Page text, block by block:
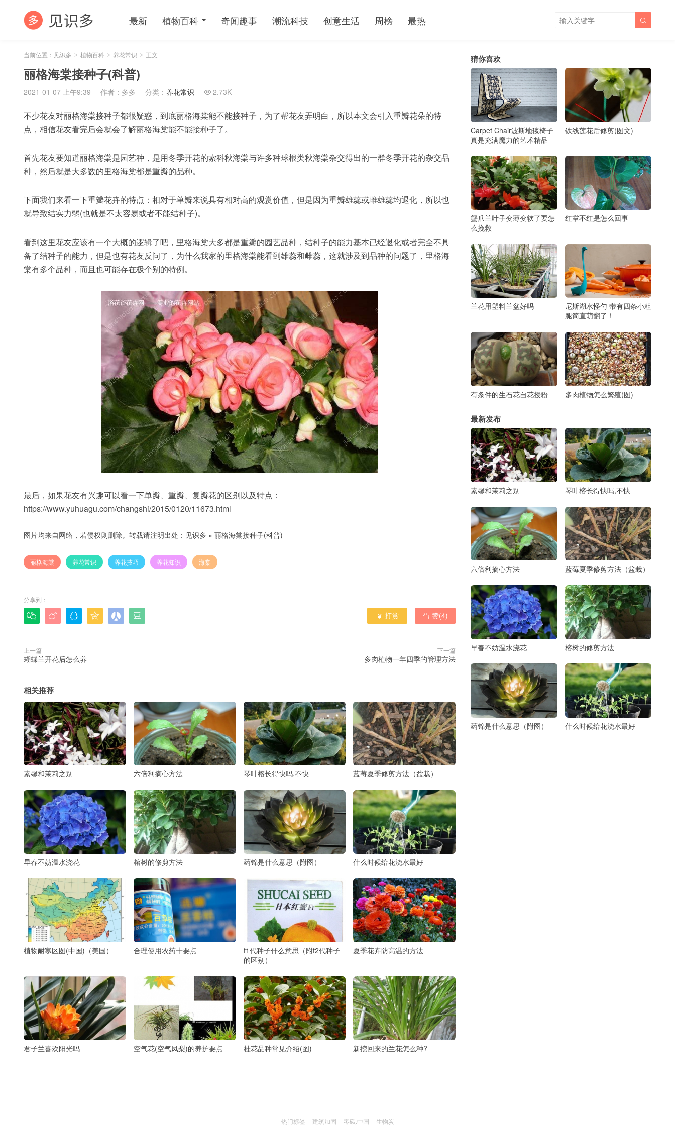
最新 植物百科 奇闻趣事 潮流科技 创意生活 周榜 最热 
当前位置： 见识多 > 植物百科 > 养花常识 > 正文
丽格海棠接种子(科普)
2021-01-07 上午9:39 作者：多多 分类： 养花常识  2.73K
不少花友对丽格海棠接种子都很疑惑，到底丽格海棠能不能接种子，为了帮花友弄明白，所以本文会引入重瓣花朵的特
点，相信花友看完后会就会了解丽格海棠能不能接种子了。
首先花友要知道丽格海棠是园艺种，是用冬季开花的索科秋海棠与许多种球根类秋海棠杂交得出的一群冬季开花的杂交品
种，然后就是大多数的里格海棠都是重瓣的品种。
下面我们来看一下重瓣花卉的特点：相对于单瓣来说具有相对高的观赏价值，但是因为重瓣雄蕊或雌雄蕊均退化，所以也
就导致结实力弱(也就是不太容易或者不能结种子)。
看到这里花友应该有一个大概的逻辑了吧，里格海棠大多都是重瓣的园艺品种，结种子的能力基本已经退化或者完全不具
备了结种子的能力，但是也有花友反问了，为什么我家的里格海棠能看到雄蕊和雌蕊，这就涉及到品种的问题了，里格海
棠有多个品种，而且也可能存在极个别的特例。
最后，如果花友有兴趣可以看一下单瓣、重瓣、复瓣花的区别以及特点：
https://www.yuhuagu.com/changshi/2015/0120/11673.html
图片均来自网络，若侵权则删除。转载请注明出处： 见识多 » 丽格海棠接种子(科普)
丽格海棠 养花常识 养花技巧 养花知识 海棠
分享到：
       赞(4)
 打赏
上一篇
蝴蝶兰开花后怎么养
下一篇
多肉植物一年四季的管理方法
相关推荐
素馨和茉莉之别 六倍利摘心方法 琴叶榕长得快吗,不快 蓝莓夏季修剪方法（盆栽）
早春不妨温水浇花 榕树的修剪方法 药锦是什么意思（附图） 什么时候给花浇水最好
植物耐寒区图(中国)（美国） 合理使用农药十要点
f1代种子什么意思（附f2代种子
的区别）
夏季花卉防高温的方法
君子兰喜欢阳光吗 空气花(空气凤梨)的养护要点 桂花品种常见介绍(图) 新挖回来的兰花怎么种?
猜你喜欢
Carpet Chair波斯地毯椅子
真是充满魔力的艺术精品
铁线莲花后修剪(图文)
蟹爪兰叶子变薄变软了要怎
么挽救
红掌不红是怎么回事
兰花用塑料兰盆好吗
尼斯湖水怪勺 带有四条小粗
腿简直萌翻了！
有条件的生石花自花授粉 多肉植物怎么繁殖(图)
最新发布
素馨和茉莉之别 琴叶榕长得快吗,不快
六倍利摘心方法 蓝莓夏季修剪方法（盆栽）
早春不妨温水浇花 榕树的修剪方法
药锦是什么意思（附图） 什么时候给花浇水最好
热门标签 建筑加固 零碳.中国 生物炭